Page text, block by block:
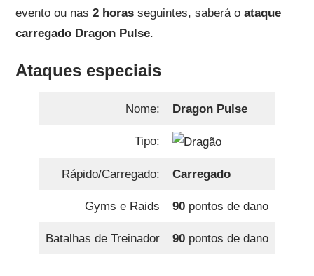
evento ou nas 2 horasseguintes, saberá o ataque
carregado Dragon Pulse.
Ataques especiais
Nome: Dragon Pulse
Tipo:
Rápido/Carregado: Carregado
Gyms e Raids 90 pontos de dano
Batalhas de Treinador 90 pontos de dano